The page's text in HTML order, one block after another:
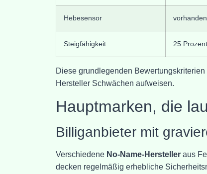
Hebesensor vorhanden
Steigfähigkeit 25 Prozent
Diese grundlegenden
Hersteller Schwächen aufweisen.
Hauptmarken, die
Billiganbieter mit
Verschiedene No-Name-Hersteller aus
decken regelmäßig erhebliche